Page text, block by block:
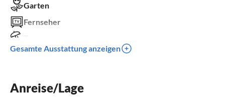
Garten
Fernseher
Spülmaschine
Kinderbett
Gesamte Ausstattung anzeigen
Anreise/Lage